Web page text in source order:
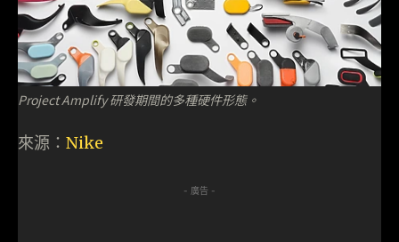
Project Amplify 研發期間的多種硬件形態。
來源： Nike
- 廣告 -